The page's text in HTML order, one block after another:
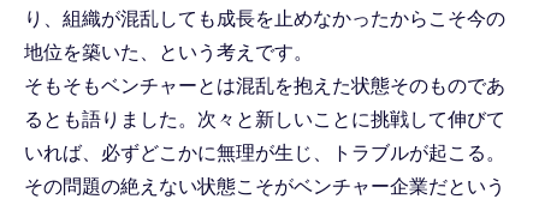
り、組織が混乱しても成長を止めなかったからこそ今の
地位を築いた、という考えです。
そもそもベンチャーとは混乱を抱えた状態そのものであ
るとも語りました。次々と新しいことに挑戦して伸びて
いれば、必ずどこかに無理が生じ、トラブルが起こる。
その問題の絶えない状態こそがベンチャー企業だという